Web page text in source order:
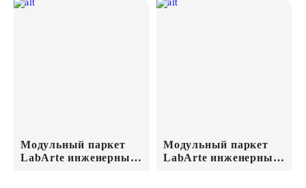
Модульный паркет
LabArte инженерный
Модульный паркет
LabArte инженерный